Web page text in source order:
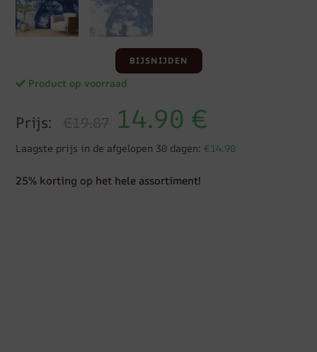
BIJSNIJDEN
Product op voorraad
Prijs: €19.87 14.90 €
Laagste prijs in de afgelopen 30 dagen: €14.90
25% korting op het hele assortiment!